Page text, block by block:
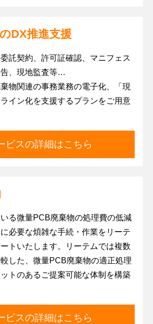
DX推進支援
託契約、許可証確認、マニフェス
告、現地監査等…
棄物関連の事務業務の電子化、「現
イン化を支援するプランをご用意
ビスの詳細はこちら
る微量PCB廃棄物の処理費の低減
必要な煩雑な手続・作業をリーテ
トいたします。リーテムでは複数
した、微量PCB廃棄物の適正処理
トのあるご提案可能な体制を構築
ビスの詳細はこちら